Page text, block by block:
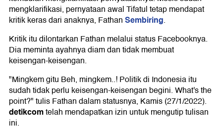
mengklarifikasi, pernyataan awal Tifatul tetap mendapat
kritik keras dari anaknya, FathanSembiring.
Kritik itu dilontarkan Fathan melalui status Facebooknya.
Dia meminta ayahnya diam dan tidak membuat
keisengan-keisengan.
"Mingkem gitu Beh, mingkem..! Politik di Indonesia itu
sudah tidak perlu keisengan-keisengan begini. What's the
point?" tulis Fathan dalam statusnya, Kamis (27/1/2022).
detikcomtelah mendapatkan izin untuk mengutip tulisan
ini.